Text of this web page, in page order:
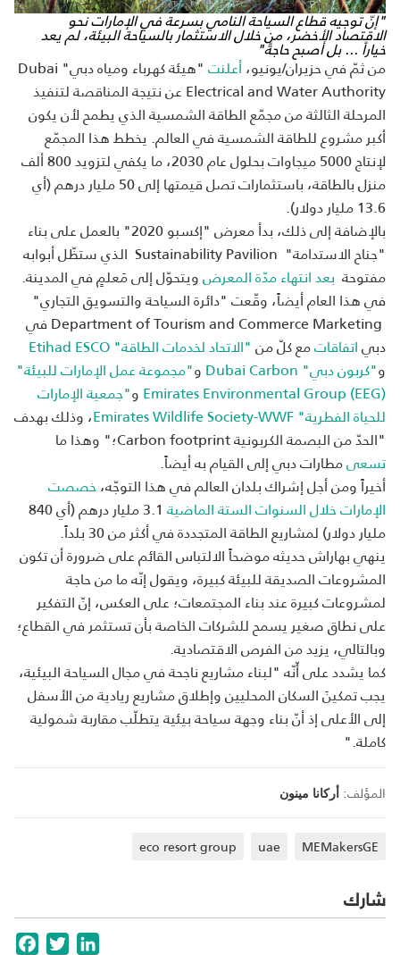
"إنّ توجيه قطاع السياحة النامي بسرعة في الإمارات نحو
الاقتصاد الأخضر، من خلال الاستثمار بالسياحة البيئة، لم يعد
خياراً ... بل أصبح حاجةً"
من ثمّ في حزيران/يونيو،أعلنت"هيئة كهرباء ومياه دبي" Dubai
Electrical and Water Authorityعن نتيجة المناقصة لتنفيذ
المرحلة الثالثة من مجمّع الطاقة الشمسية الذي يطمح لأن يكون
أكبر مشروع للطاقة الشمسية في العالم. يخطط هذا المجمّع
لإنتاج 5000 ميجاوات بحلول عام 2030، ما يكفي لتزويد 800 ألف
منزل بالطاقة، باستثمارات تصل قيمتها إلى 50 مليار درهم (أي
13.6 مليار دولار).
بالإضافة إلى ذلك، بدأ معرض "إكسبو 2020" بالعمل على بناء
"جناح الاستدامة" Sustainability Pavilion الذي ستظّل أبوابه
مفتوحة بعد انتهاء مدّة المعرضويتحوّل إلى مَعلمٍ في المدينة.
في هذا العام أيضاً، وقّعت "دائرة السياحة والتسويق التجاري"
Department of Tourism and Commerce Marketingفي
دبياتفاقاتمع كلّ من"الاتحاد لخدمات الطاقة"Etihad ESCO
و"كربون دبي" Dubai Carbonو"مجموعة عمل الإمارات للبيئة"
Emirates Environmental Group (EEG)و"جمعية الإمارات
للحياة الفطرية"Emirates Wildlife Society-WWF، وذلك بهدف
"الحدّ من البصمة الكربونيةCarbon footprint؛" وهذا ما
تسعىمطارات دبي إلى القيام به أيضاً.
أخيراً ومن أجل إشراك بلدان العالم في هذا التوجّه،خصصت
الإمارات خلال السنوات الستة الماضية
3.1 مليار درهم (أي 840
مليار دولار) لمشاريع الطاقة المتجددة في أكثر من 30 بلداً.
ينهي بهاراش حديثه موضحاً الالتباس القائم على ضرورة أن تكون
المشروعات الصديقة للبيئة كبيرة، ويقول إنّه ما من حاجة
لمشروعات كبيرة عند بناء المجتمعات؛ على العكس، إنّ التفكير
على نطاق صغير يسمح للشركات الخاصة بأن تستثمر في القطاع؛
وبالتالي، يزيد من الفرص الاقتصادية.
كما يشدد على أّنّه "لبناء مشاريع ناجحة في مجال السياحة البيئية،
يجب تمكينَ السكان المحليين وإطلاق مشاريع ريادية من الأسفل
إلى الأعلى إذ أنّ بناء وجهة سياحة بيئية يتطلّب مقاربة شمولية
كاملة."
المؤلف: أركانا مينون
MEMakersGE
uae
eco resort group
شارك
TwitterLinkedIn